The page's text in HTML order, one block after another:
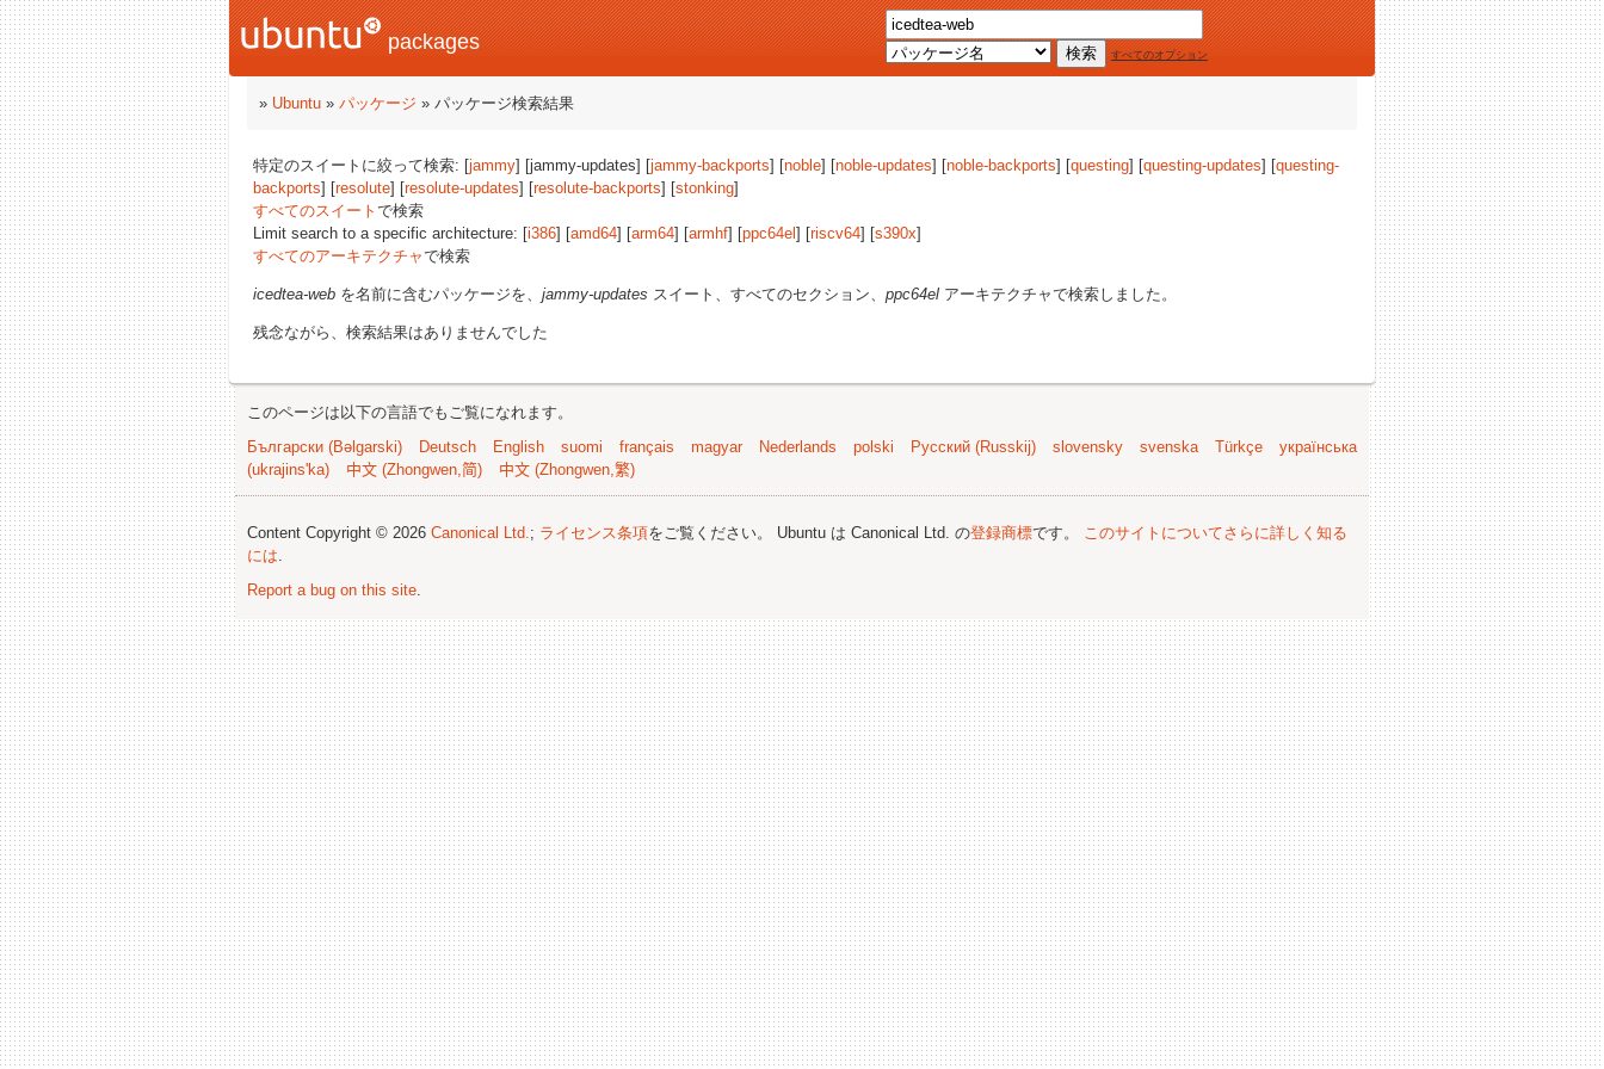
packages
すべてのオプション
» Ubuntu » パッケージ » パッケージ検索結果
特定のスイートに絞って検索: [jammy] [jammy-updates] [jammy-backports] [noble] [noble-updates] [noble-backports] [questing] [questing-updates] [questing-
backports] [resolute] [resolute-updates] [resolute-backports] [stonking]
すべてのスイート で検索
Limit search to a specific architecture: [i386] [amd64] [arm64] [armhf] [ppc64el ] [riscv64] [s390x]
すべてのアーキテクチャで検索
icedtea-web を名前に含むパッケージを、 jammy-updates スイート、すべてのセクション、 ppc64el アーキテクチャで検索しました。
残念ながら、検索結果はありませんでした
このページは以下の言語でもご覧になれます。
Български (Bəlgarski)
Deutsch English suomi français magyar Nederlands polski Русский (Russkij) slovensky svenska Türkçe
українська
(ukrajins'ka)
中文 (Zhongwen,简) 中文 (Zhongwen,繁)
Content Copyright © 2026 Canonical Ltd.; ライセンス条項をご覧ください。 Ubuntu は Canonical Ltd. の登録商標です。 このサイトについてさらに詳しく知る
には.
Report a bug on this site.